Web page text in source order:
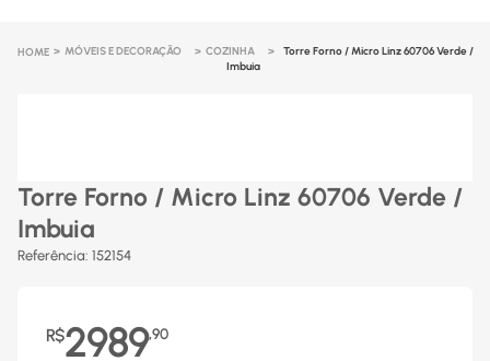
MÓVEIS E DECORAÇÃO COZINHA
Torre Forno / Micro Linz 60706 Verde /
Imbuia
Torre Forno / Micro Linz 60706 Verde /
Imbuia
Referência: 152154
R$2989,90